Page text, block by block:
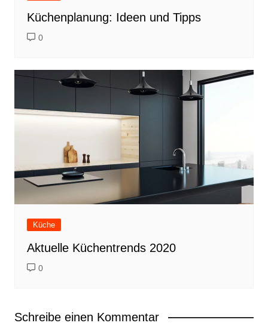
Küchenplanung: Ideen und Tipps
0
Küche
Aktuelle Küchentrends 2020
0
Schreibe einen Kommentar